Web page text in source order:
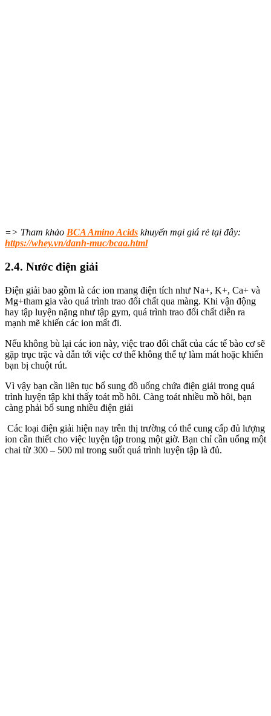
=> Tham khảo BCA Amino Acids khuyến mại giá rẻ tại đây:
https://whey.vn/danh-muc/bcaa.html
2.4. Nước điện giải
Điện giải bao gồm là các ion mang điện tích như Na+, K+, Ca+ và
Mg+tham gia vào quá trình trao đổi chất qua màng. Khi vận động
hay tập luyện nặng như tập gym, quá trình trao đổi chất diễn ra
mạnh mẽ khiến các ion mất đi.
Nếu không bù lại các ion này, việc trao đổi chất của các tế bào cơ sẽ
gặp trục trặc và dẫn tới việc cơ thể không thể tự làm mát hoặc khiến
bạn bị chuột rút.
Vì vậy bạn cần liên tục bổ sung đồ uống chứa điện giải trong quá
trình luyện tập khi thấy toát mồ hôi. Càng toát nhiều mồ hôi, bạn
càng phải bổ sung nhiều điện giải
Các loại điện giải hiện nay trên thị trường có thể cung cấp đủ lượng
ion cần thiết cho việc luyện tập trong một giờ. Bạn chỉ cần uống một
chai từ 300 – 500 ml trong suốt quá trình luyện tập là đủ.